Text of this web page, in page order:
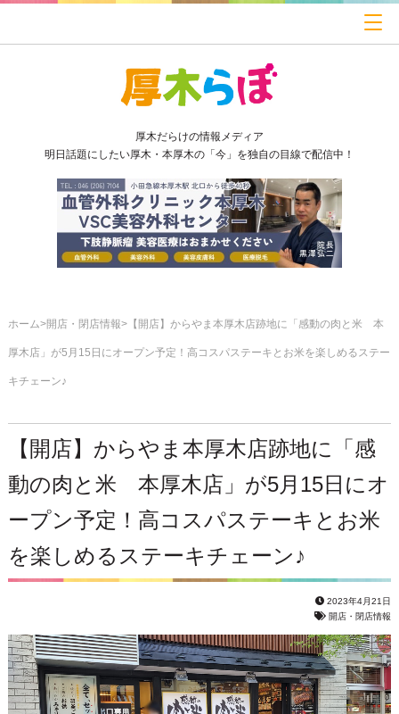
厚木だらけの情報メディア
明日話題にしたい厚木・本厚木の「今」を独自の目線で配信中！
ホーム 開店・閉店情報 【開店】からやま本厚木店跡地に「感動の肉と米 本
厚木店」が5月15日にオープン予定！高コスパステーキとお米を楽しめるステー
キチェーン♪
【開店】からやま本厚木店跡地に「感
動の肉と米 本厚木店」が5月15日にオ
ープン予定！高コスパステーキとお米
を楽しめるステーキチェーン♪
2023年4月21日
開店・閉店情報